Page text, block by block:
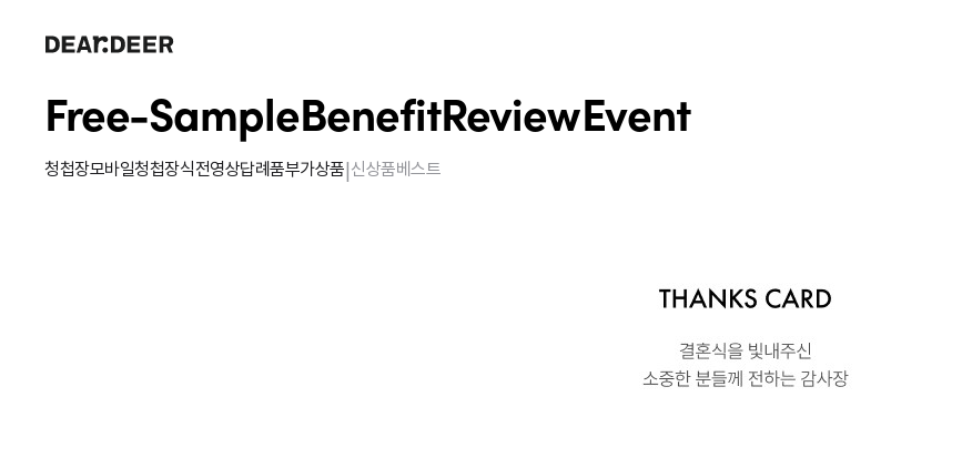
Free-SampleBenefitReviewEvent
청첩장모바일청첩장식전영상답례품부가상품|신상품베스트